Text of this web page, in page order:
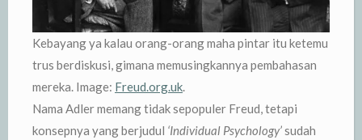
Kebayang ya kalau orang-orang maha pintar itu ketemu
trus berdiskusi, gimana memusingkannya pembahasan
mereka. Image: Freud.org.uk.
Nama Adler memang tidak sepopuler Freud, tetapi
konsepnya yang berjudul ‘Individual Psychology’sudah